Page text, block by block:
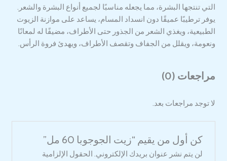
التي تنتجها البشرة، مما يجعله مناسبًا لجميع أنواع البشرة والشعر.
يوفر ترطيبًا عميقًا دون انسداد المسام، يساعد على موازنة الزيوت
الطبيعية، ويغذي الشعر من الجذور حتى الأطراف، مضيفًا له لمعانًا
ونعومة، ويقلل من الجفاف وتقصف الأطراف، ويهدئ فروة الرأس.
مراجعات (0)
لا توجد مراجعات بعد.
كن أول من يقيم “زيت الجوجوبا 60 مل”
لن يتم نشر عنوان بريدك الإلكتروني. الحقول الإلزامية